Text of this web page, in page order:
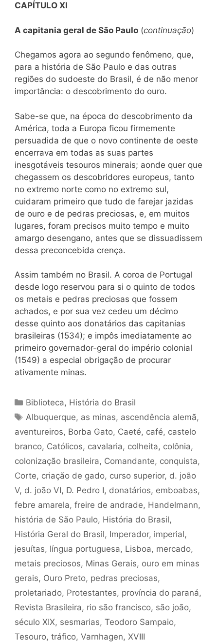
CAPÍTULO XI
A capitania geral de São Paulo (continuação)
Chegamos agora ao segundo fenômeno, que,
para a história de São Paulo e das outras
regiões do sudoeste do Brasil, é de não menor
importância: o descobrimento do ouro.
Sabe-se que, na época do descobrimento da
América, toda a Europa ficou firmemente
persuadida de que o novo continente de oeste
encerrava em todas as suas partes
inesgotáveis tesouros minerais; aonde quer que
chegassem os descobridores europeus, tanto
no extremo norte como no extremo sul,
cuidaram primeiro que tudo de farejar jazidas
de ouro e de pedras preciosas, e, em muitos
lugares, foram precisos muito tempo e muito
amargo desengano, antes que se dissuadissem
dessa preconcebida crença.
Assim também no Brasil. A coroa de Portugal
desde logo reservou para si o quinto de todos
os metais e pedras preciosas que fossem
achados, e por sua vez cedeu um décimo
desse quinto aos donatários das capitanias
brasileiras (1534); e impôs imediatamente ao
primeiro governador-geral do império colonial
(1549) a especial obrigação de procurar
ativamente minas.
Categorias
Biblioteca, História do Brasil
Tags
Albuquerque, as minas, ascendência alemã,
aventureiros, Borba Gato, Caeté, café, castelo
branco, Católicos, cavalaria, colheita, colônia,
colonização brasileira, Comandante, conquista,
Corte, criação de gado, curso superior, d. joão
V, d. joão VI, D. Pedro I, donatários, emboabas,
febre amarela, freire de andrade, Handelmann,
história de São Paulo, História do Brasil,
História Geral do Brasil, Imperador, imperial,
jesuítas, língua portuguesa, Lisboa, mercado,
metais preciosos, Minas Gerais, ouro em minas
gerais, Ouro Preto, pedras preciosas,
proletariado, Protestantes, província do paraná,
Revista Brasileira, rio são francisco, são joão,
século XIX, sesmarias, Teodoro Sampaio,
Tesouro, tráfico, Varnhagen, XVIII